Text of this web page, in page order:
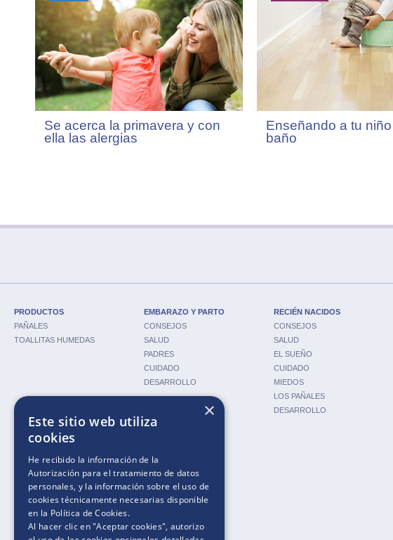
Se acerca la primavera y con
ella las alergias
Enseñando a tu niño
baño
PRODUCTOS
PAÑALES
TOALLITAS HUMEDAS
EMBARAZO Y PARTO
CONSEJOS
SALUD
PADRES
CUIDADO
DESARROLLO
RECIÉN NACIDOS
CONSEJOS
SALUD
EL SUEÑO
CUIDADO
MIEDOS
LOS PAÑALES
DESARROLLO
FERTILIDAD
CALCULADORA DE PAÑALES
NOMBRES DE BEBÉS
×
Este sitio web utiliza
cookies
He recibido la información de la
Autorización para el tratamiento de datos
personales, y la información sobre el uso de
cookies técnicamente necesarias disponible
en la Política de Cookies.
Al hacer clic en "Aceptar cookies", autorizo